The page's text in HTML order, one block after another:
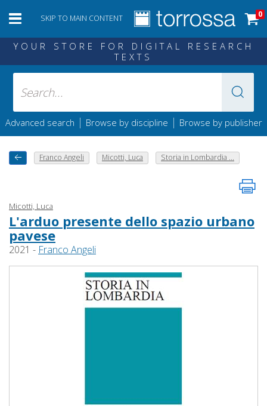
SKIP TO MAIN CONTENT 0
YOUR STORE FOR DIGITAL RESEARCH
TEXTS
Advanced search | Browse by discipline | Browse by publisher
Franco Angeli Micotti, Luca Storia in Lombardia ...
Micotti, Luca
L'arduo presente dello spazio urbano
pavese
2021 - Franco Angeli